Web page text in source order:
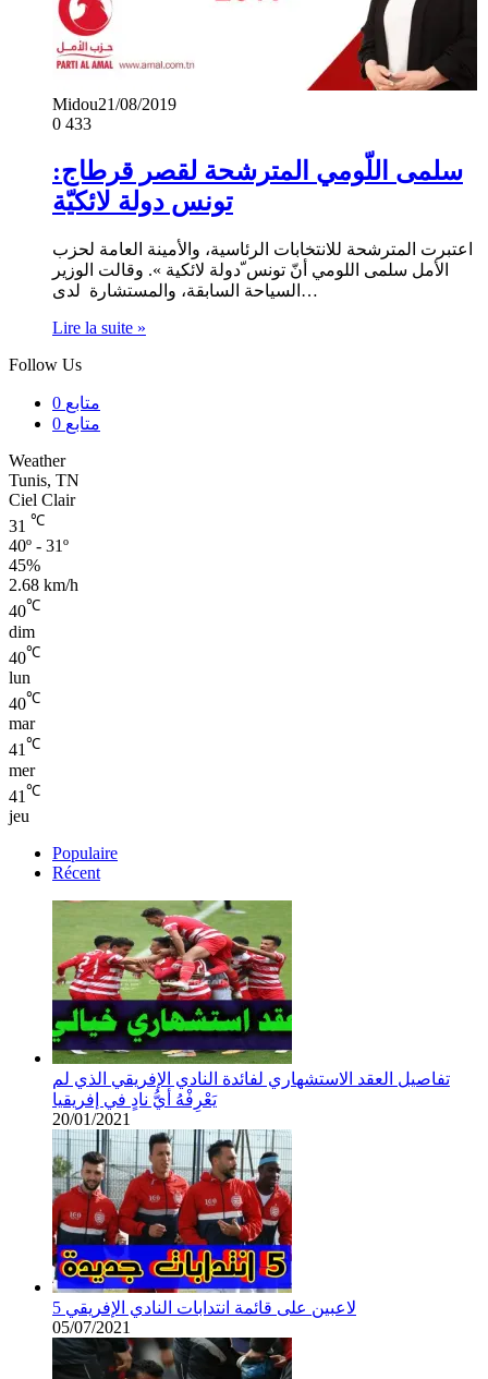
Midou21/08/2019
0 433
سلمى اللّومي المترشحة لقصر قرطاج:
تونس دولة لائكيّة
اعتبرت المترشحة للانتخابات الرئاسية، والأمينة العامة لحزب
الأمل سلمى اللومي أنّ تونس ّدولة لائكية ». وقالت الوزير
السياحة السابقة، والمستشارة لدى…
Lire la suite »
Follow Us
0 متابع
0 متابع
Weather
Tunis, TN
Ciel Clair
31 ℃
40º - 31º
45%
2.68 km/h
40℃
dim
40℃
lun
40℃
mar
41℃
mer
41 ℃
jeu
Populaire
Récent
تفاصيل العقد الاستشهاري لفائدة النادي الإفريقي الذي لم
يَعْرِفْهُ أيُّ نادٍ في إفريقيا
20/01/2021
5 لاعبين على قائمة انتدابات النادي الإفريقي
05/07/2021